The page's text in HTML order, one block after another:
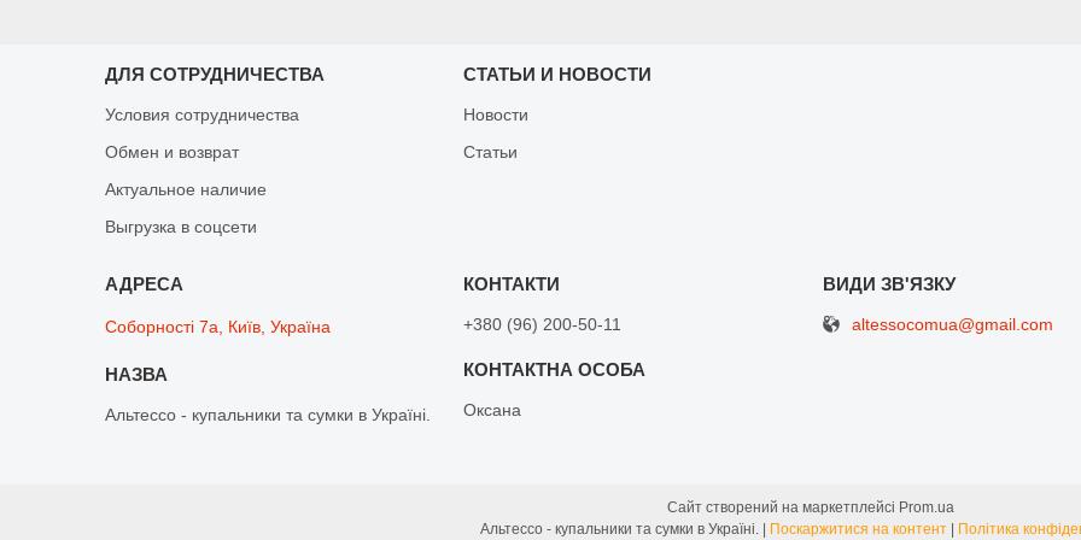
ДЛЯ СОТРУДНИЧЕСТВА
Условия сотрудничества
Обмен и возврат
Актуальное наличие
Выгрузка в соцсети
СТАТЬИ И НОВОСТИ
Новости
Статьи
Соборності 7а, Київ, Україна
Альтессо - купальники та сумки в Україні.
+380 (96) 200-50-11
Оксана
altessocomua@gmail.com
Сайт створений на маркетплейсі Prom.ua
Поскаржитися на контент Політика